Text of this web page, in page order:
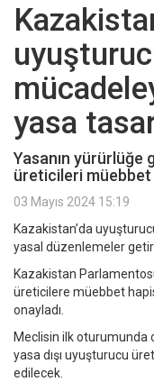
yasa
Yasanın yürürlüğe
üreticileri müebbet
03 Mayıs 2024 15:19
Kazakistan’da
yasal düzenlemeler
Kazakistan
üreticilere müebbet
onayladı.
Meclisin ilk oturumunda
yasa dışı uyuşturucu
edilecek.